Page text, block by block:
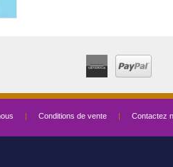
| Conditions de vente | Contactez